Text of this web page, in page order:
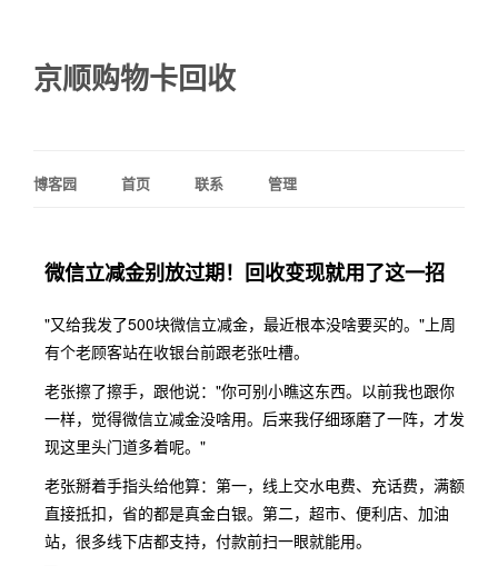
京顺购物卡回收
博客园 首页 联系 管理
微信立减金别放过期！回收变现就用了这一招
"又给我发了500块微信立减金，最近根本没啥要买的。"上周
有个老顾客站在收银台前跟老张吐槽。
老张擦了擦手，跟他说："你可别小瞧这东西。以前我也跟你
一样，觉得微信立减金没啥用。后来我仔细琢磨了一阵，才发
现这里头门道多着呢。"
老张掰着手指头给他算：第一，线上交水电费、充话费，满额
直接抵扣，省的都是真金白银。第二，超市、便利店、加油
站，很多线下店都支持，付款前扫一眼就能用。